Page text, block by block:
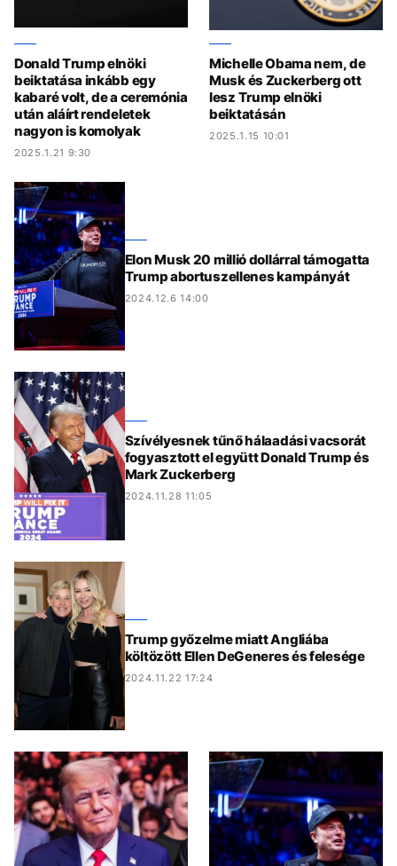
Donald Trump elnöki
beiktatása inkább egy
kabaré volt, de a ceremónia
után aláírt rendeletek
nagyon is komolyak
2025.1.21 9:30
Michelle Obama nem, de
Musk és Zuckerberg ott
lesz Trump elnöki
beiktatásán
2025.1.15 10:01
Elon Musk 20 millió dollárral támogatta
Trump abortuszellenes kampányát
2024.12.6 14:00
Szívélyesnek tűnő hálaadási vacsorát
fogyasztott el együtt Donald Trump és
Mark Zuckerberg
2024.11.28 11:05
Trump győzelme miatt Angliába
költözött Ellen DeGeneres és felesége
2024.11.22 17:24